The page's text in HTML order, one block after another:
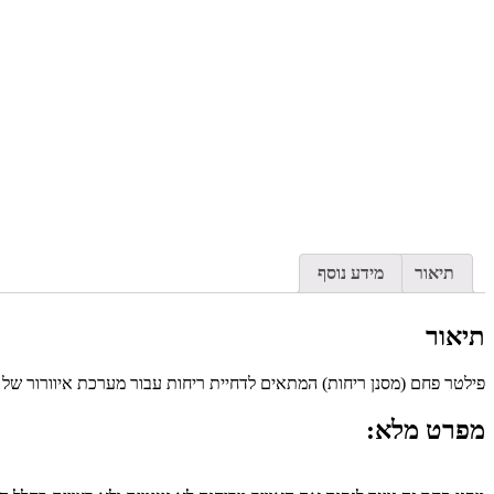
תיאור מידע נוסף
תיאור
פילטר פחם (מסנן ריחות) המתאים לדחיית ריחות עבור מערכת איוורור של עד 1100
מפרט מלא: